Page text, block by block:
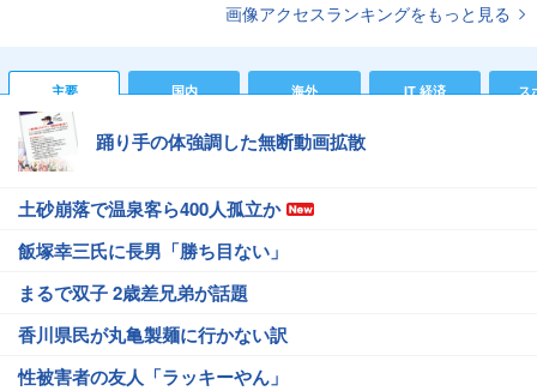
画像アクセスランキングをもっと見る
主要 国内 海外 IT 経済 ス
踊り手の体強調した無断動画拡散
土砂崩落で温泉客ら400人孤立か
飯塚幸三氏に長男「勝ち目ない」
まるで双子 2歳差兄弟が話題
香川県民が丸亀製麺に行かない訳
性被害者の友人「ラッキーやん」